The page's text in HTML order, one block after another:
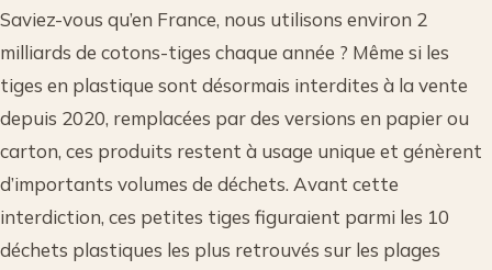
Saviez-vous qu’en France, nous utilisons environ 2
milliards de cotons-tiges chaque année ? Même si les
tiges en plastique sont désormais interdites à la vente
depuis 2020, remplacées par des versions en papier ou
carton, ces produits restent à usage unique et génèrent
d’importants volumes de déchets. Avant cette
interdiction, ces petites tiges figuraient parmi les 10
déchets plastiques les plus retrouvés sur les plages